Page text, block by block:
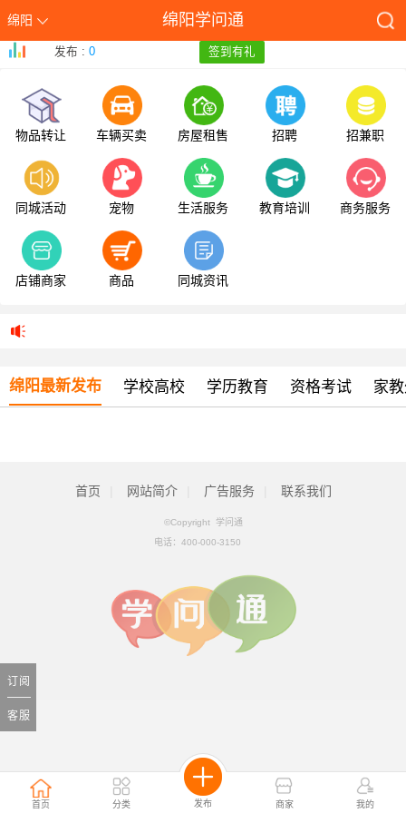
绵阳 绵阳学问通
首页 分类 发布 商家 我的
发布 :0 签到有礼
物品转让 车辆买卖 房屋租售 招聘 招兼职
同城活动 宠物 生活服务 教育培训 商务服务
店铺商家 商品 同城资讯
绵阳最新发布 学校高校 学历教育 资格考试 家
订阅
客服
首页 网站简介 广告服务 联系我们
©Copyright 学问通
电话： 400-000-3150